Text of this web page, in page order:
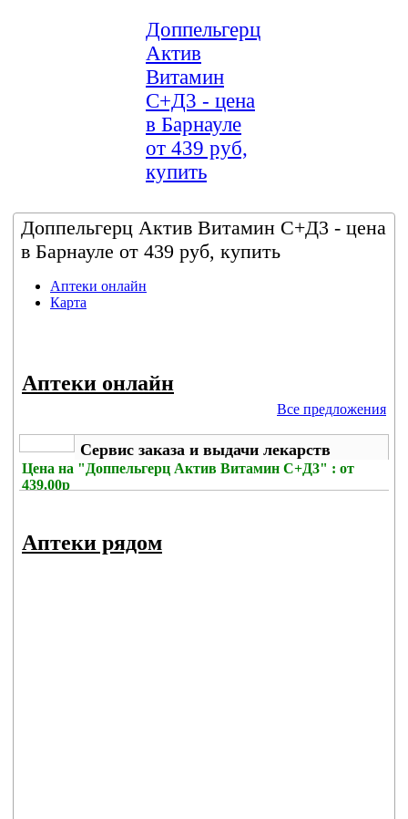
Доппельгерц
Актив
Витамин
С+Д3 - цена
в Барнауле
от 439 руб,
купить
Доппельгерц Актив Витамин С+Д3 - цена
в Барнауле от 439 руб, купить
Аптеки онлайн
Карта
Аптеки онлайн
Все предложения
Сервис заказа и выдачи лекарств
Цена на "Доппельгерц Актив Витамин С+Д3" : от
439.00р
Аптеки рядом